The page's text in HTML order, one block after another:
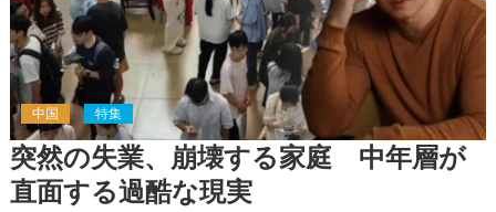
中国 特集
突然の失業、崩壊する家庭 中年層が
直面する過酷な現実